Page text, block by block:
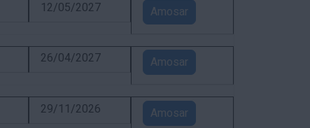
12/05/2027 Amosar
26/04/2027 Amosar
29/11/2026 Amosar